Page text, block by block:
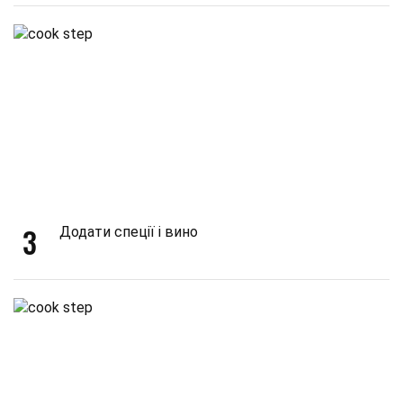
3 Додати спеції і вино